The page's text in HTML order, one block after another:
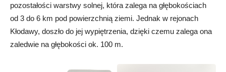
pozostałości warstwy solnej, która zalega na głębokościach
od 3 do 6 km pod powierzchnią ziemi. Jednak w rejonach
Kłodawy, doszło do jej wypiętrzenia, dzięki czemu zalega ona
zaledwie na głębokości ok. 100 m.